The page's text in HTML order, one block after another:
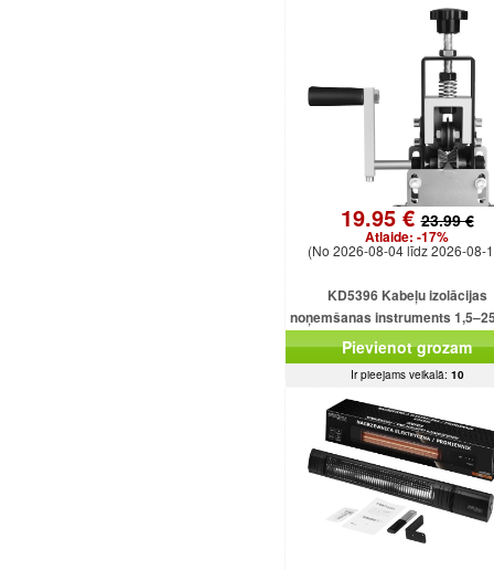
19.95 €23.99 €
Atlaide: -17%
(No 2026-08-04 līdz 2026-08-
KD5396 Kabeļu izolācijas
noņemšanas instruments
kabeļiem
Pievienot grozam
Ir pieejams veikalā: 10